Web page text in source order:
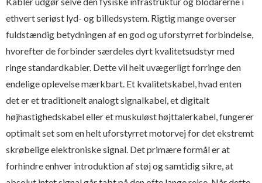
ethvert seriøst lyd- og billedsystem. Rigtig mange overser
fuldstændig betydningen af en god og uforstyrret forbindelse,
hvorefter de forbinder særdeles dyrt kvalitetsudstyr med
ringe standardkabler. Dette vil helt uvægerligt forringe den
endelige oplevelse mærkbart. Et kvalitetskabel, hvad enten
det er et traditionelt analogt signalkabel, et digitalt
højhastighedskabel eller et muskuløst højttalerkabel, fungerer
optimalt set som en helt uforstyrret motorvej for det ekstremt
skrøbelige elektroniske signal. Det primære formål er at
forhindre enhver introduktion af støj og samtidig sikre, at